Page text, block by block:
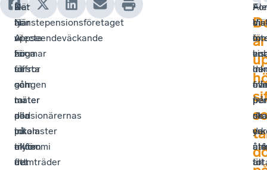
När
tjänstepensionsföretaget
Alecta
för
första
gången
mäter
pensionärernas
totala
ekonomi
framträder
Det
är
uppseendeväckande
höga
siffror
som
tar
död
på
myten
att
–
När
vi
zoomar
ut
och
mäter
alla
inkomster
tillför
det
är
de
–
Vi
hur
de
till
om
hur
ska
är